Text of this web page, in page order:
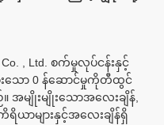
, Ltd. စက်မှုလုပ်ငန်းနှင့်
းသော 0 န်ဆောင်မှုကိုတီထွင်
မျိုးမျိုးသောအလေးချိန်,
ယာများနှင့်အလေးချိန်ရှိ